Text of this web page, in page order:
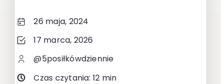
26 maja, 2024
17 marca, 2026
@5posiłkówdziennie
Czas czytania: 12 min